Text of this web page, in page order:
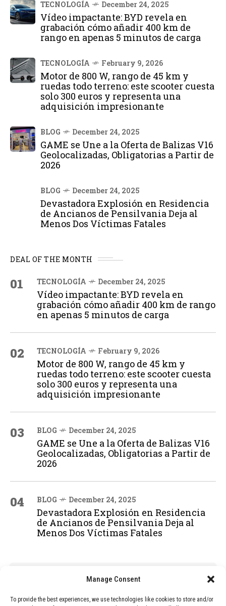
Manage Consent
To provide the best experiences, we use technologies like cookies to store and/or
TECNOLOGÍA December 24, 2025
Vídeo impactante: BYD revela en
grabación cómo añadir 400 km de
rango en apenas 5 minutos de carga
TECNOLOGÍA February 9, 2026
Motor de 800 W, rango de 45 km y
ruedas todo terreno: este scooter cuesta
solo 300 euros y representa una
adquisición impresionante
BLOG December 24, 2025
GAME se Une a la Oferta de Balizas V16
Geolocalizadas, Obligatorias a Partir de
2026
BLOG December 24, 2025
Devastadora Explosión en Residencia
de Ancianos de Pensilvania Deja al
Menos Dos Víctimas Fatales
DEAL OF THE MONTH
01 TECNOLOGÍA December 24, 2025
Vídeo impactante: BYD revela en
grabación cómo añadir 400 km de rango
en apenas 5 minutos de carga
02 TECNOLOGÍA February 9, 2026
Motor de 800 W, rango de 45 km y
ruedas todo terreno: este scooter cuesta
solo 300 euros y representa una
adquisición impresionante
03 BLOG December 24, 2025
GAME se Une a la Oferta de Balizas V16
Geolocalizadas, Obligatorias a Partir de
2026
04 BLOG December 24, 2025
Devastadora Explosión en Residencia
de Ancianos de Pensilvania Deja al
Menos Dos Víctimas Fatales